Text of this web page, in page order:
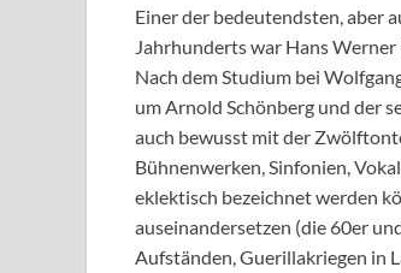
Einer der bedeutendsten, aber
Jahrhunderts war Hans
Nach dem Studium bei
um Arnold Schönberg und der
auch bewusst mit der
Bühnenwerken, Sinfonien,
eklektisch bezeichnet werden
auseinandersetzen (die 60er
Aufständen, Guerillakriegen in